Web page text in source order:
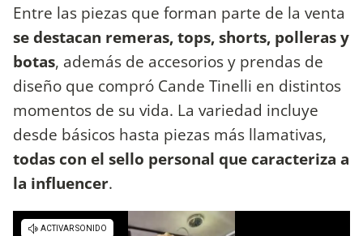
Entre las piezas que forman parte de la venta
se destacan remeras, tops, shorts, polleras y
botas, además de accesorios y prendas de
diseño que compró Cande Tinelli en distintos
momentos de su vida. La variedad incluye
desde básicos hasta piezas más llamativas,
todas con el sello personal que caracteriza a
la influencer.